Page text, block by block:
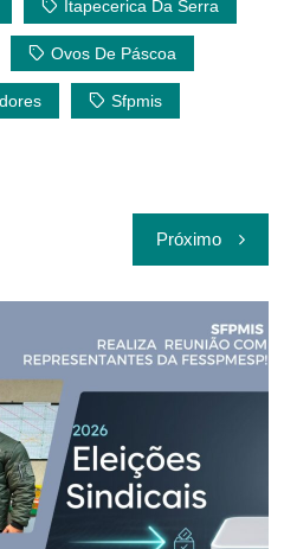
e
Itapecerica Da Serra
Ovos De Páscoa
Sfpmis
Próximo